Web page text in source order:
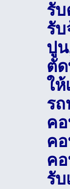
รั
รั
ปูน
ตั
ให้
ร
ค
ค
ค
รับ